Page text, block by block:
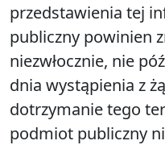
przedstawienia tej
publiczny powinien
niezwłocznie, nie
dnia wystąpienia z
dotrzymanie tego
podmiot publiczny